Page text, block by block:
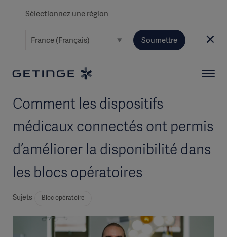
Sélectionnez une région
Soumettre
Comment les dispositifs
médicaux connectés ont permis
d’améliorer la disponibilité dans
les blocs opératoires
Sujets Bloc opératoire